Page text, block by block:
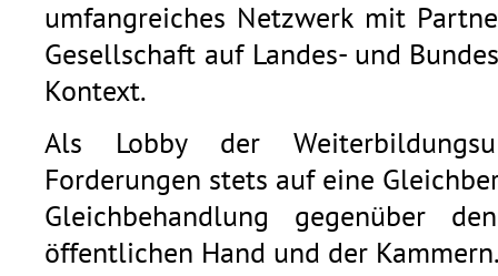
umfangreiches Netzwerk mit
Gesellschaft auf Landes- und
Kontext.
Als Lobby der
Forderungen stets auf eine
Gleichbehandlung gegenüber
öffentlichen Hand und der